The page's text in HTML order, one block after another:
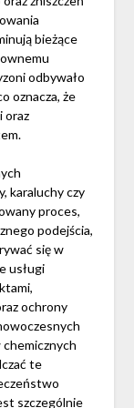
bieżące
odbywało
oznacza, że
oraz
karaluchy czy
proces,
podejścia,
się w
usługi
ochrony
te
szczególnie